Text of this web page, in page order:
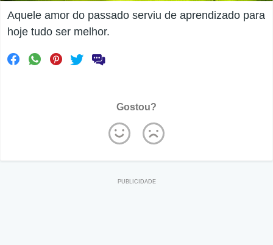
Aquele amor do passado serviu de aprendizado para
hoje tudo ser melhor.
Gostou?